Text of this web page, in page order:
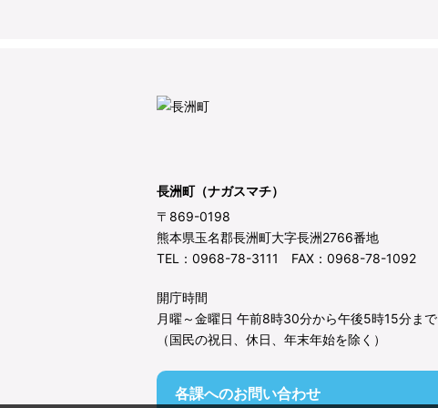
長洲町（ナガスマチ）
〒869-0198
熊本県玉名郡長洲町大字長洲2766番地
TEL：0968-78-3111 FAX：0968-78-1092
開庁時間
月曜～金曜日 午前8時30分から午後5時15分まで
（国民の祝日、休日、年末年始を除く）
各課へのお問い合わせ